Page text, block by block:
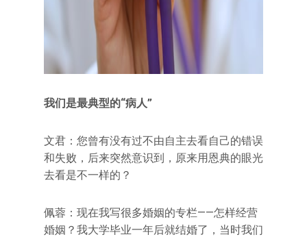
我们是最典型的“病人”
文君：您曾有没有过不由自主去看自己的错误
和失败，后来突然意识到，原来用恩典的眼光
去看是不一样的？
佩蓉：现在我写很多婚姻的专栏——怎样经营
婚姻？我大学毕业一年后就结婚了，当时我们